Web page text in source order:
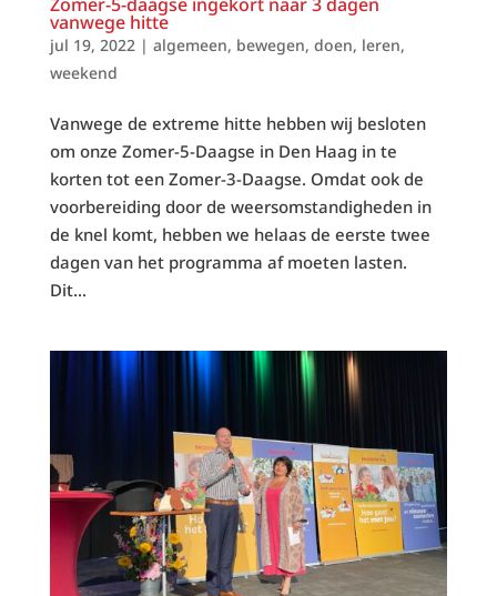
vanwege hitte
jul 19, 2022 | algemeen, bewegen, doen, leren,
weekend
Vanwege de extreme hitte hebben wij besloten
om onze Zomer-5-Daagse in Den Haag in te
korten tot een Zomer-3-Daagse. Omdat ook de
voorbereiding door de weersomstandigheden in
de knel komt, hebben we helaas de eerste twee
dagen van het programma af moeten lasten.
Dit...